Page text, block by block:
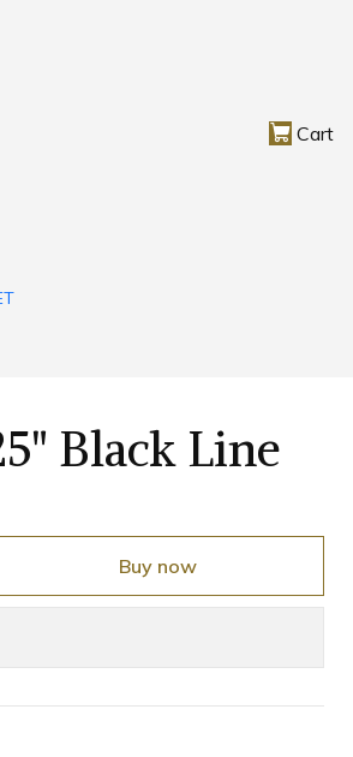
Cart
Black Line
Buy now